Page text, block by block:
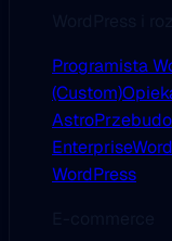
Programista
(Custom)
Astro
Enterprise
WordPress